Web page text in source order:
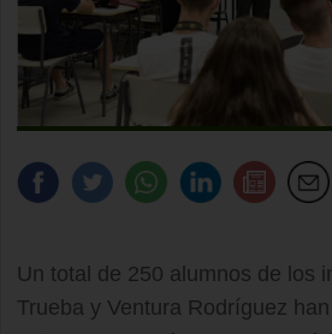
Un total de 250 alumnos de los
Trueba y Ventura Rodríguez